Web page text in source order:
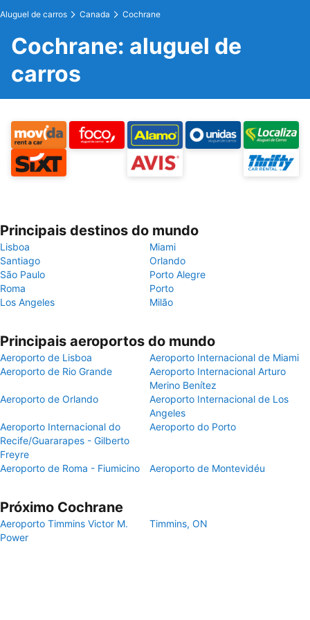
Aluguel de carros Canada Cochrane
Cochrane: aluguel de
carros
Principais destinos do mundo
Lisboa
Miami
Santiago
Orlando
São Paulo
Porto Alegre
Roma
Porto
Los Angeles
Milão
Principais aeroportos do mundo
Aeroporto de Lisboa
Aeroporto Internacional de Miami
Aeroporto de Rio Grande
Aeroporto Internacional Arturo
Merino Benítez
Aeroporto de Orlando
Aeroporto Internacional de Los
Angeles
Aeroporto Internacional do
Recife/Guararapes - Gilberto
Freyre
Aeroporto do Porto
Aeroporto de Roma - Fiumicino Aeroporto de Montevidéu
Próximo Cochrane
Aeroporto Timmins Victor M.
Power
Timmins, ON